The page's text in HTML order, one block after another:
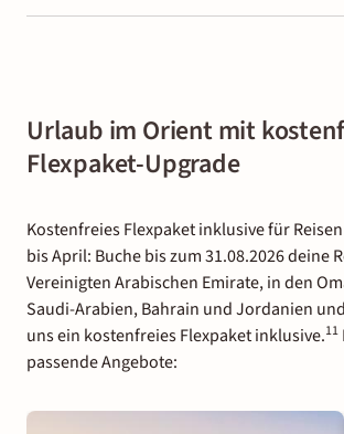
Urlaub im Orient mit
Flexpaket-Upgrade
Kostenfreies Flexpaket inklusive für
bis April: Buche bis zum 31.08.2026 deine
Vereinigten Arabischen Emirate, in den
Saudi-Arabien, Bahrain und Jordanien
uns ein kostenfreies Flexpaket inklusive.11
passende Angebote: